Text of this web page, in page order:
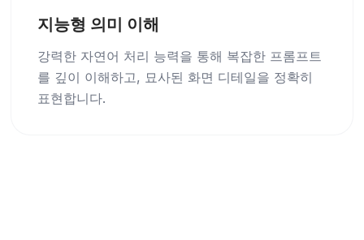
지능형 의미 이해
강력한 자연어 처리 능력을 통해 복잡한 프롬프트
를 깊이 이해하고, 묘사된 화면 디테일을 정확히
표현합니다.